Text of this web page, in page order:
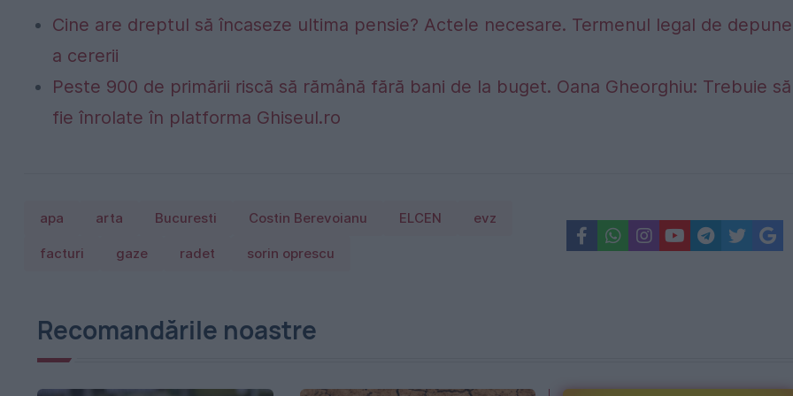
Cine are dreptul să încaseze ultima pensie? Actele necesare. Termenul legal de
a cererii
Peste 900 de primării riscă să rămână fără bani de la buget. Oana Gheorghiu: Trebuie să
fie înrolate în platforma Ghiseul.ro
apa arta Bucuresti Costin Berevoianu ELCEN evz
facturi gaze radet sorin oprescu
Recomandările noastre